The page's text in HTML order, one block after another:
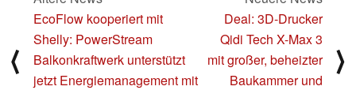
⟨
EcoFlow kooperiert mit
Shelly: PowerStream
Balkonkraftwerk unterstützt
jetzt Energiemanagement mit
Deal: 3D-Drucker
Qidi Tech X-Max 3
mit großer, beheizter
Baukammer und
⟩